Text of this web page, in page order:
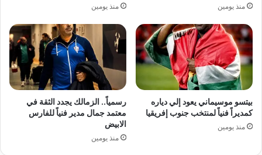
منذ يومين منذ يومين
بيتسو موسيماني يعود إلي دياره
كمديراً فنياً لمنتخب جنوب إفريقيا
منذ يومين
رسمياً.. الزمالك يجدد الثقة في
معتمد جمال مدير فنياً للفارس
الابيض
منذ يومين